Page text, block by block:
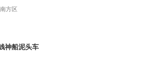
方区
神船泥头车